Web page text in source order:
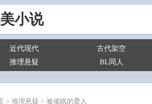
小说
近代现代 古代架空
推理悬疑
BL同人
> 推理悬疑 > 被催眠的爱人